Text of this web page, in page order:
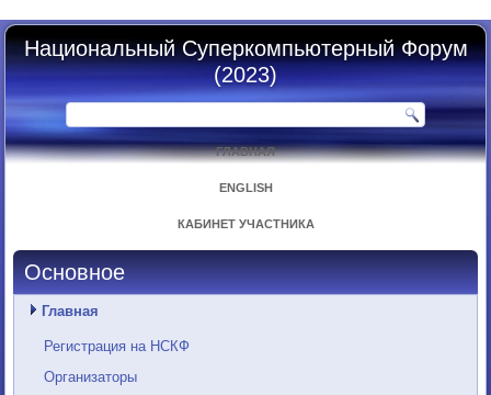
Национальный Суперкомпьютерный Форум
(2023)
ГЛАВНАЯ
ENGLISH
КАБИНЕТ УЧАСТНИКА
Основное
Главная
Регистрация на НСКФ
Организаторы